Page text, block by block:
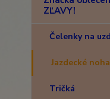
ZĽAVY!
Čelenky na
Jazdecké
Tričká